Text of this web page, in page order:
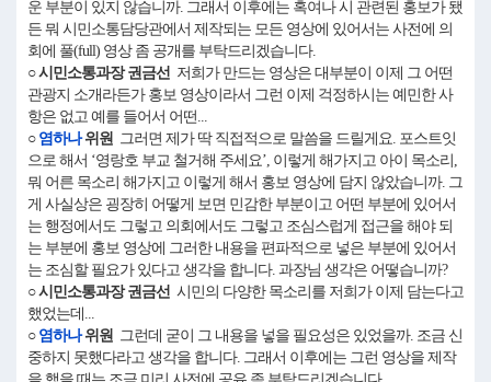
운 부분이 있지 않습니까. 그래서 이후에는 혹여나 시 관련된 홍보가 됐
든 뭐 시민소통담당관에서 제작되는 모든 영상에 있어서는 사전에 의
회에 풀(full) 영상 좀 공개를 부탁드리겠습니다.
○ 시민소통과장 권금선 저희가 만드는 영상은 대부분이 이제 그 어떤
관광지 소개라든가 홍보 영상이라서 그런 이제 걱정하시는 예민한 사
항은 없고 예를 들어서 어떤...
○ 염하나위원 그러면 제가 딱 직접적으로 말씀을 드릴게요. 포스트잇
으로 해서 ‘영랑호 부교 철거해 주세요’, 이렇게 해가지고 아이 목소리,
뭐 어른 목소리 해가지고 이렇게 해서 홍보 영상에 담지 않았습니까. 그
게 사실상은 굉장히 어떻게 보면 민감한 부분이고 어떤 부분에 있어서
는 행정에서도 그렇고 의회에서도 그렇고 조심스럽게 접근을 해야 되
는 부분에 홍보 영상에 그러한 내용을 편파적으로 넣은 부분에 있어서
는 조심할 필요가 있다고 생각을 합니다. 과장님 생각은 어떻습니까?
○ 시민소통과장 권금선 시민의 다양한 목소리를 저희가 이제 담는다고
했었는데...
○ 염하나위원 그런데 굳이 그 내용을 넣을 필요성은 있었을까. 조금 신
중하지 못했다라고 생각을 합니다. 그래서 이후에는 그런 영상을 제작